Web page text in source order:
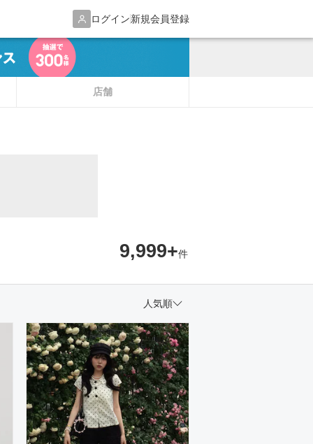
ログイン新規会員登録
店舗
9,999+件
人気順